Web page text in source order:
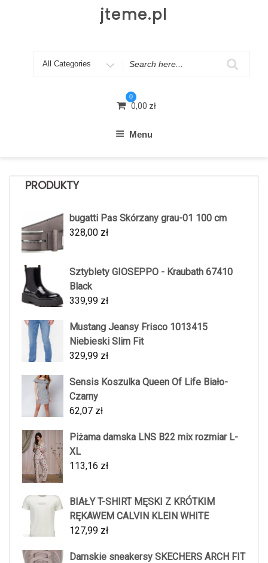
jteme.pl
Search
0
0,00 zł
Menu
PRODUKTY
bugatti Pas Skórzany grau-01 100 cm
328,00 zł
Sztyblety GIOSEPPO - Kraubath 67410
Black
339,99 zł
Mustang Jeansy Frisco 1013415
Niebieski Slim Fit
329,99 zł
Sensis Koszulka Queen Of Life Biało-
Czarny
62,07 zł
Piżama damska LNS B22 mix rozmiar L-
XL
113,16 zł
BIAŁY T-SHIRT MĘSKI Z KRÓTKIM
RĘKAWEM CALVIN KLEIN WHITE
127,99 zł
Damskie sneakersy SKECHERS ARCH FIT